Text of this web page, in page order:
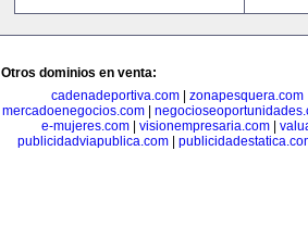
Otros dominios en venta:
cadenadeportiva.com
zonapesquera.com
mercadoenegocios.com
e-mujeres.com
visionempresaria.com
publicidadviapublica.com